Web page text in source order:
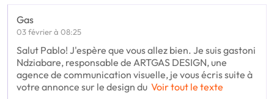
Gas
03 février à 08:25
Salut Pablo! J'espère que vous allez bien. Je suis gastoni
Ndziabare, responsable de ARTGAS DESIGN, une
agence de communication visuelle, je vous écris suite à
votre annonce sur le design du Voir tout le texte